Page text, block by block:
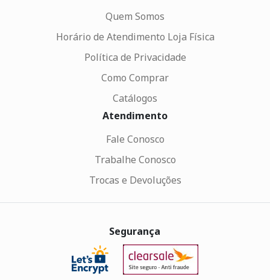
Quem Somos
Horário de Atendimento Loja Física
Política de Privacidade
Como Comprar
Catálogos
Atendimento
Fale Conosco
Trabalhe Conosco
Trocas e Devoluções
Segurança